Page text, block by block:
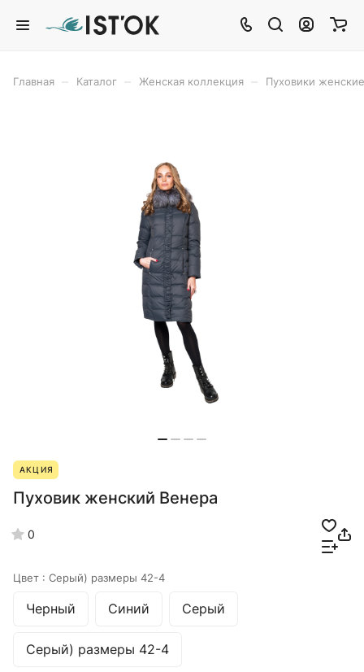
Главная Каталог Женская коллекция Пуховики женские
АКЦИЯ
Пуховик женский Венера
0
Цвет : Серый) размеры 42-4
Черный Синий Серый
Серый) размеры 42-4